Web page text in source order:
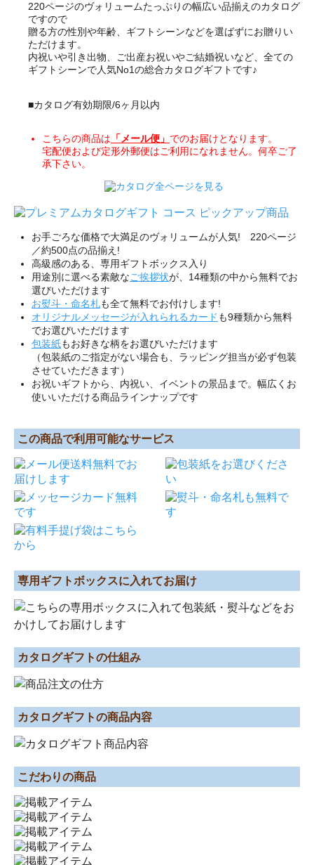
220ページのヴォリュームたっぷりの幅広い品揃えのカタログ
ですので
贈る方の性別や年齢、ギフトシーンなどを選ばずにお贈りい
ただけます。
内祝いや引き出物、ご出産お祝いやご結婚祝いなど、全ての
ギフトシーンで人気No1の総合カタログギフトです♪
■カタログ有効期限/6ヶ月以内
こちらの商品は 「メール便」 でのお届けとなります。
宅配便および定形外郵便はご利用になれません。何卒ご了
承下さい。
お手ごろな価格で大満足のヴォリュームが人気! 220ページ
／約500点の品揃え!
高級感のある、専用ギフトボックス入り
用途別に選べる素敵なご挨拶状が、14種類の中から無料でお
選びいただけます
お熨斗・命名札も全て無料でお付けします!
オリジナルメッセージが入れられるカード も9種類から無料
でお選びいただけます
包装紙もお好きな柄をお選びいただけます
（包装紙のご指定がない場合も、ラッピング担当が必ず包装
させていただきます）
お祝いギフトから、内祝い、イベントの景品まで。幅広くお
使いいただける商品ラインナップです
この商品で利用可能なサービス
専用ギフトボックスに入れてお届け
カタログギフトの仕組み
カタログギフトの商品内容
こだわりの商品